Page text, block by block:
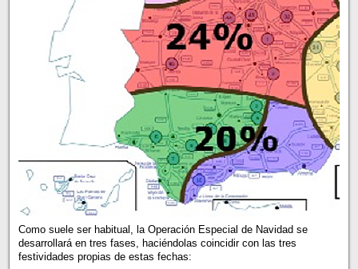
Como suele ser habitual, la Operación Especial de Navidad se
desarrollará en tres fases, haciéndolas coincidir con las tres
festividades propias de estas fechas: